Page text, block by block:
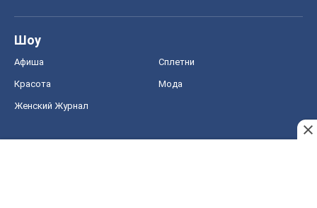
Шоу
Афиша Сплетни
Красота Мода
Женский Журнал